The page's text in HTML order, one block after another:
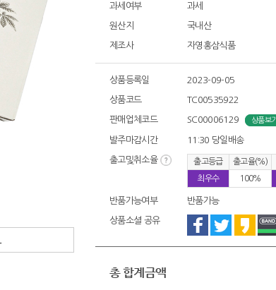
과세여부 과세
원산지 국내산
제조사 자영홍삼식품
상품등록일 2023-09-05
상품코드 TC00535922
판매업체코드 SC00006129 상품보기
발주마감시간 11:30 당일배송
출고및취소율 출고등급 출고율(%)
최우수
100%
반품가능여부 반품가능
상품소셜 공유
총 합계금액